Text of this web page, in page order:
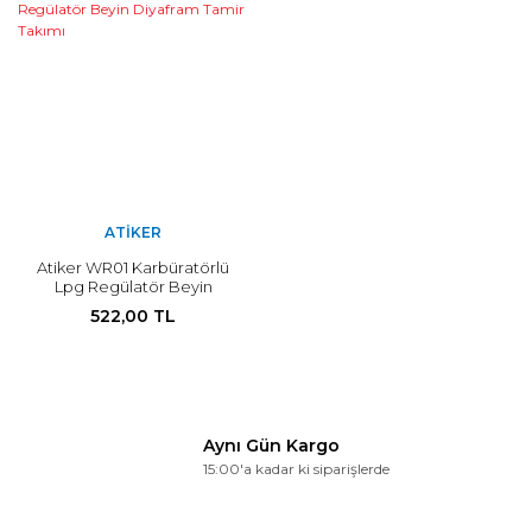
ATIKER
Atiker WR01 Karbüratörlü
Lpg Regülatör Beyin
522,00 TL
Aynı Gün Kargo
15:00'a kadar ki siparişlerde